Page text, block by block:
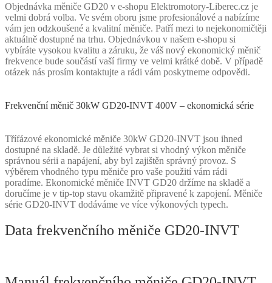
Objednávka měniče GD20 v e-shopu Elektromotory-Liberec.cz je
velmi dobrá volba. Ve svém oboru jsme profesionálové a nabízíme
vám jen odzkoušené a kvalitní měniče. Patří mezi to nejekonomičtěji
aktuálně dostupné na trhu. Objednávkou v našem e-shopu si
vybíráte vysokou kvalitu a záruku, že váš nový ekonomický měnič
frekvence bude součástí vaší firmy ve velmi krátké době. V případě
otázek nás prosím kontaktujte a rádi vám poskytneme odpovědi.
Frekvenční měnič 30kW GD20-INVT 400V – ekonomická série
Třífázové ekonomické měniče 30kW GD20-INVT jsou ihned
dostupné na skladě. Je důležité vybrat si vhodný výkon měniče
správnou sérii a napájení, aby byl zajištěn správný provoz. S
výběrem vhodného typu měniče pro vaše použití vám rádi
poradíme. Ekonomické měniče INVT GD20 držíme na skladě a
doručíme je v tip-top stavu okamžitě připravené k zapojení. Měniče
série GD20-INVT dodáváme ve více výkonových typech.
Data frekvenčního měniče GD20-INVT